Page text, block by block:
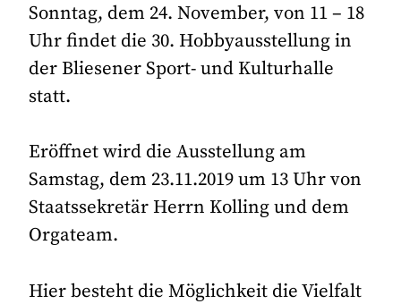
Sonntag, dem 24. November, von 11 – 18
Uhr findet die 30. Hobbyausstellung in
der Bliesener Sport- und Kulturhalle
statt.
Eröffnet wird die Ausstellung am
Samstag, dem 23.11.2019 um 13 Uhr von
Staatssekretär Herrn Kolling und dem
Orgateam.
Hier besteht die Möglichkeit die Vielfalt